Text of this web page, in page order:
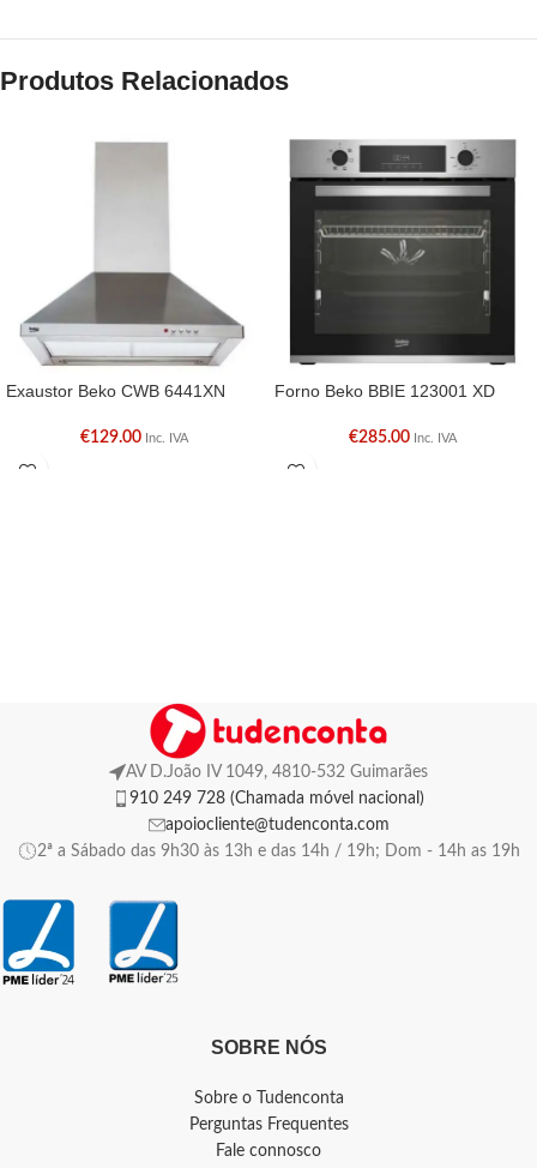
Produtos Relacionados
Exaustor Beko CWB 6441XN
€129.00 Inc. IVA
Forno Beko BBIE 123001 XD
€285.00 Inc. IVA
AV D.João IV 1049, 4810-532 Guimarães
910 249 728 (Chamada móvel nacional)
apoiocliente@tudenconta.com
2ª a Sábado das 9h30 às 13h e das 14h / 19h; Dom - 14h as 19h
SOBRE NÓS
Sobre o Tudenconta
Perguntas Frequentes
Fale connosco